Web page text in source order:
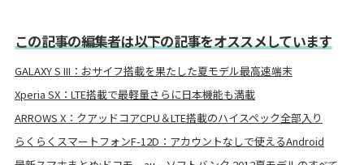
この記事の編集者は以下の記事をオススメしています
GALAXY S III：おサイフ搭載を果たした夏モデル最高速端末
Xperia SX：LTE搭載で最軽量さらに日本機能も満載
ARROWS X：クアッドコアCPU＆LTE搭載のハイスペック全部入り
らくらくスマートフォンF-12D：アカウントなしで使えるAndroid